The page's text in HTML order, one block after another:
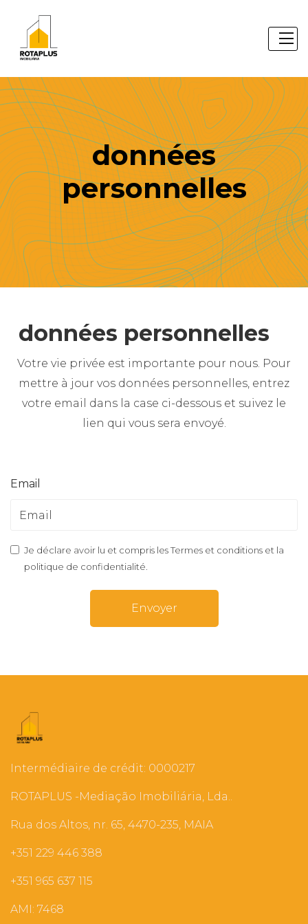
données
personnelles
données personnelles
Votre vie privée est importante pour nous. Pour
mettre à jour vos données personnelles, entrez
votre email dans la case ci-dessous et suivez le
lien qui vous sera envoyé.
Email
Je déclare avoir lu et compris lesTermes et conditions et la
politique de confidentialité
Envoyer
Intermédiaire de crédit: 0000217
ROTAPLUS -Mediação Imobiliária, Lda..
Rua dos Altos, nr. 65, 4470-235, MAIA
+351 229 446 388
+351 965 637 115
AMI: 7468